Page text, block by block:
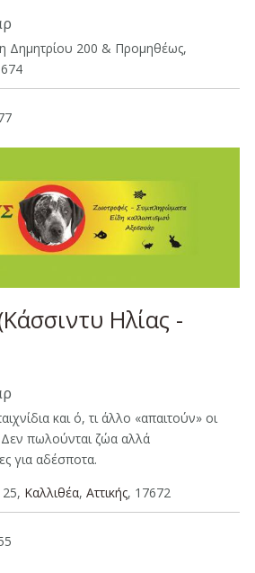
Δημητρίου 200 & Προμηθέως,
Ηλίας -
και ό, τι άλλο «απαιτούν» οι
Δεν πωλούνται ζώα αλλά
για αδέσποτα.
Καλλιθέα, Aττικής, 17672